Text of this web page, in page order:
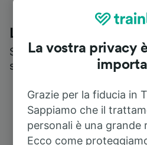
Le recensioni dei
Scopri cosa pensa
servizi
La vostra privacy
Grazie per la fiducia in
Sappiamo che il
personali è una grande
Ecco come